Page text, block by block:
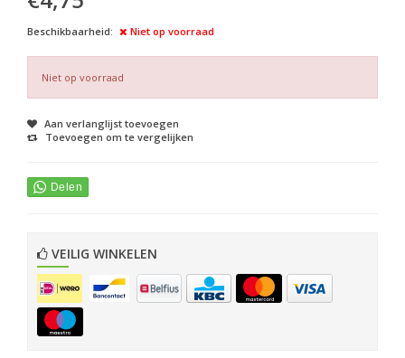
Beschikbaarheid: Niet op voorraad
Niet op voorraad
Aan verlanglijst toevoegen
Toevoegen om te vergelijken
VEILIG WINKELEN